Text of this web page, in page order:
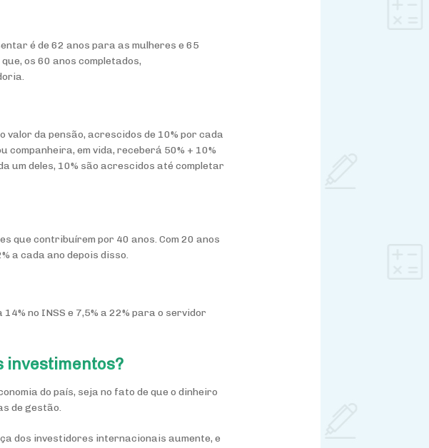
é de 62 anos para as mulheres e 65
os 60 anos completados,
valor da pensão, acrescidos de 10% por cada
companheira, em vida, receberá 50% + 10%
um deles, 10% são acrescidos até completar
que contribuírem por 40 anos. Com 20 anos
a cada ano depois disso.
no INSS e 7,5% a 22% para o servidor
investimentos?
do país, seja no fato de que o dinheiro
de gestão.
dos investidores internacionais aumente, e